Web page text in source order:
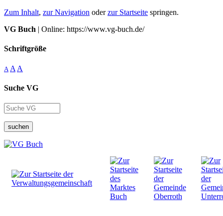
Zum Inhalt, zur Navigation oderzur Startseite springen.
VG Buch | Online: https://www.vg-buch.de/
Schriftgröße
A A A
Suche VG
suchen